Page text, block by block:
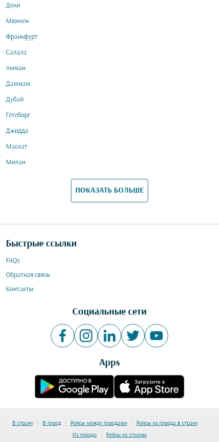
Дохи
Мюнхен
Франкфурт
Салала
Амман
Даммам
Дубай
Гётеборг
Джидда
Маскат
Милан
ПОКАЗАТЬ БОЛЬШЕ
Быстрые ссылки
FAQs
Обратная связь
Контакты
Социальные сети
Apps
В страну | В город | Рейсы между городами | Рейсы из города в страну |
Из города | Рейсы из страны